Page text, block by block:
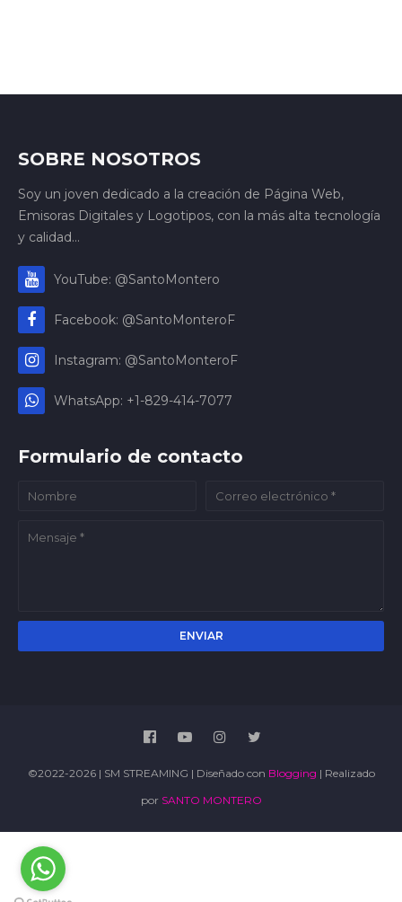
SOBRE NOSOTROS
Soy un joven dedicado a la creación de Página Web,
Emisoras Digitales y Logotipos, con la más alta tecnología
y calidad...
YouTube: @SantoMontero
Facebook: @SantoMonteroF
Instagram: @SantoMonteroF
WhatsApp: +1-829-414-7077
Formulario de contacto
©2022-2026 | SM STREAMING | Diseñado con Blogging | Realizado
por SANTO MONTERO